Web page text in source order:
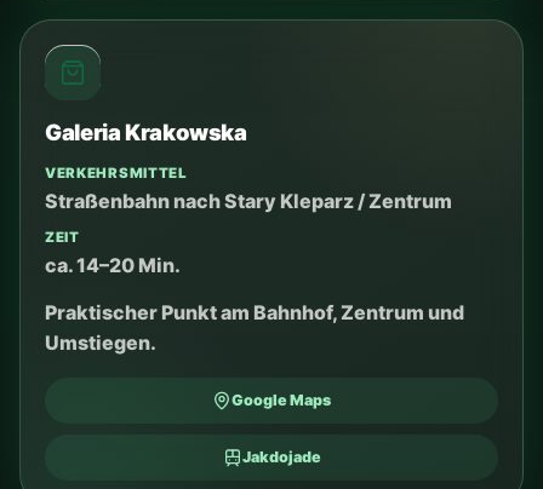
STRASSENBAHNTICKETS
Tickets und Apps
Prüfen Sie vor der Fahrt die aktuelle Verbindung und
wählen Sie die bequemste Ticketoption.
SCROLLEN